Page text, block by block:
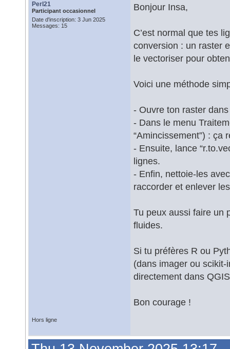
Perl21
Participant occasionnel
Date d'inscription: 3 Jun 2025
Messages: 15
Bonjour Insa,
C’est normal que tes
conversion : un raster
le vectoriser pour
Voici une méthode
- Ouvre ton raster
- Dans le menu
“Amincissement”) : ça
- Ensuite, lance
lignes.
- Enfin, nettoie-les
raccorder et enlever
Tu peux aussi faire un
fluides.
Si tu préfères R ou
(dans imager ou
directement dans
Bon courage !
Hors ligne